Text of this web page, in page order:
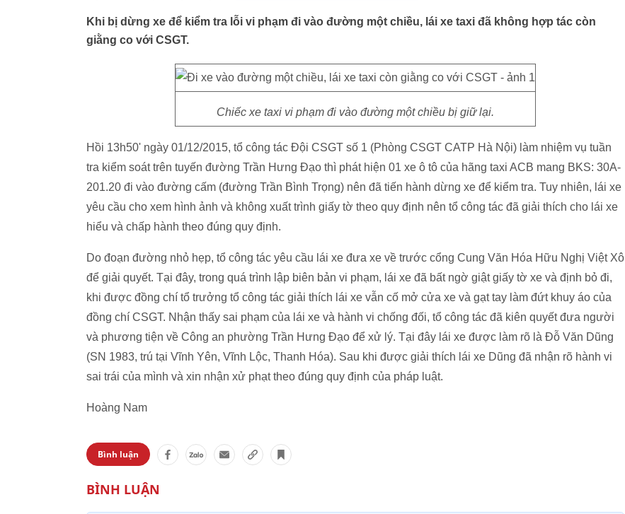
Khi bị dừng xe để kiểm tra lỗi vi phạm đi vào đường một chiều, lái xe taxi đã không hợp tác còn
giằng co với CSGT.
Chiếc xe taxi vi phạm đi vào đường một chiều bị giữ lại.
Hồi 13h50' ngày 01/12/2015, tổ công tác Đội CSGT số 1 (Phòng CSGT CATP Hà Nội) làm nhiệm vụ tuần
tra kiểm soát trên tuyến đường Trần Hưng Đạo thì phát hiện 01 xe ô tô của hãng taxi ACB mang BKS: 30A-
201.20 đi vào đường cấm (đường Trần Bình Trọng) nên đã tiến hành dừng xe để kiểm tra. Tuy nhiên, lái xe
yêu cầu cho xem hình ảnh và không xuất trình giấy tờ theo quy định nên tổ công tác đã giải thích cho lái xe
hiểu và chấp hành theo đúng quy định.
Do đoạn đường nhỏ hẹp, tổ công tác yêu cầu lái xe đưa xe về trước cổng Cung Văn Hóa Hữu Nghị Việt Xô
để giải quyết. Tại đây, trong quá trình lập biên bản vi phạm, lái xe đã bất ngờ giật giấy tờ xe và định bỏ đi,
khi được đồng chí tổ trưởng tổ công tác giải thích lái xe vẫn cố mở cửa xe và gạt tay làm đứt khuy áo của
đồng chí CSGT. Nhận thấy sai phạm của lái xe và hành vi chống đối, tổ công tác đã kiên quyết đưa người
và phương tiện về Công an phường Trần Hưng Đạo để xử lý. Tại đây lái xe được làm rõ là Đỗ Văn Dũng
(SN 1983, trú tại Vĩnh Yên, Vĩnh Lộc, Thanh Hóa). Sau khi được giải thích lái xe Dũng đã nhận rõ hành vi
sai trái của mình và xin nhận xử phạt theo đúng quy định của pháp luật.
Hoàng Nam
Bình luận